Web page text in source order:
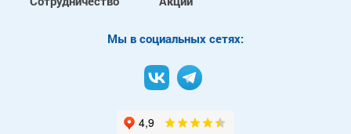
Mы в социальных сетях: